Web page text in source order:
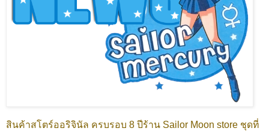
สินค้าสโตร์ออริจินัล ครบรอบ 8 ปีร้าน Sailor Moon store ชุดที่